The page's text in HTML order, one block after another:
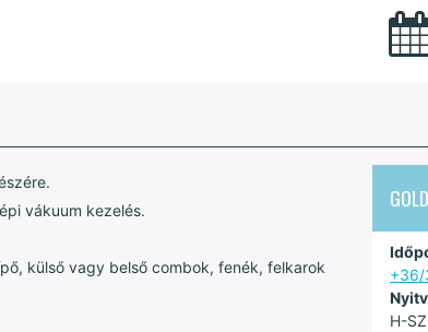
vákuum kezelés.
külső vagy belső combok, fenék, felkarok
H-